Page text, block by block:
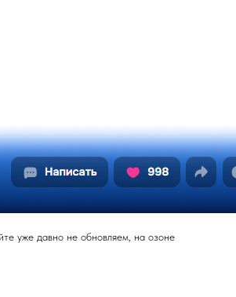
уже давно не обновляем, на озоне